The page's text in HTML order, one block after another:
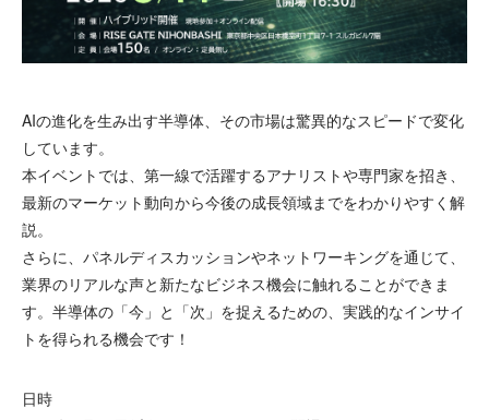
AIの進化を生み出す半導体、その市場は驚異的なスピードで変化
しています。
本イベントでは、第一線で活躍するアナリストや専門家を招き、
最新のマーケット動向から今後の成長領域までをわかりやすく解
説。
さらに、パネルディスカッションやネットワーキングを通じて、
業界のリアルな声と新たなビジネス機会に触れることができま
す。半導体の「今」と「次」を捉えるための、実践的なインサイ
トを得られる機会です！
日時